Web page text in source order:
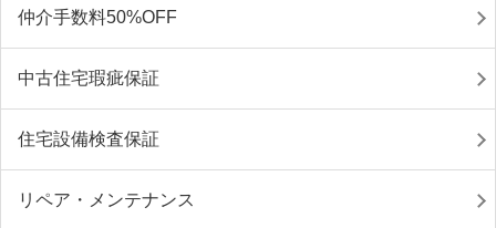
仲介手数料50%OFF
中古住宅瑕疵保証
住宅設備検査保証
リペア・メンテナンス